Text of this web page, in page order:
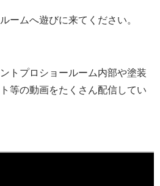
ームへ遊びに来てください。
トプロショールーム内部や塗装
等の動画をたくさん配信してい